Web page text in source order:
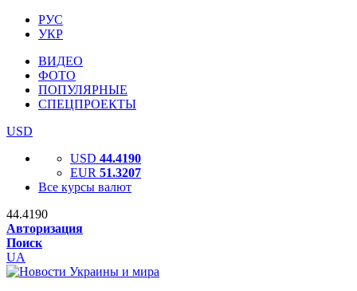
РУС
УКР
ВИДЕО
ФОТО
ПОПУЛЯРНЫЕ
СПЕЦПРОЕКТЫ
USD
USD 44.4190
EUR 51.3207
Все курсы валют
44.4190
Авторизация
Поиск
UA